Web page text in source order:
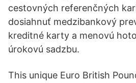
cestovných referenčných
dosiahnuť medzibankový
kreditné karty a menovú
úrokovú sadzbu.
This unique Euro British